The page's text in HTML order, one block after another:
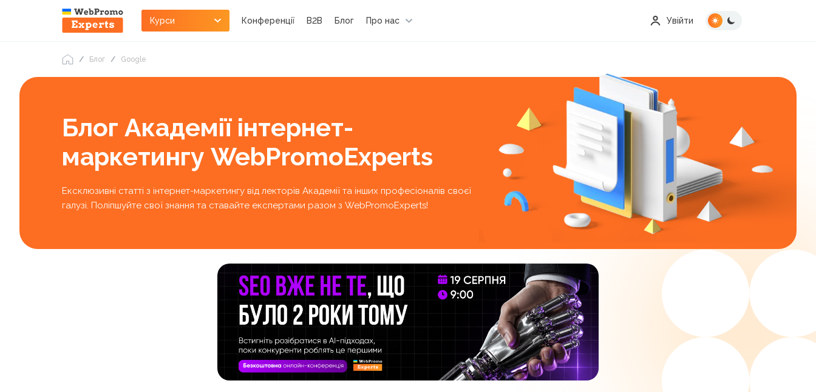
Курси Конференції B2B Блог Про нас Увійти
Блог Google
Блог Академії інтернет-
маркетингу WebPromoExperts
Ексклюзивні статті з інтернет-маркетингу від лекторів Академії та інших професіоналів своєї
галузі. Поліпшуйте свої знання та ставайте експертами разом з WebPromoExperts!